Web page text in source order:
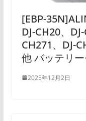
[EBP-
DJ-CH20、
CH271、DJ-
他 バッテリ
2025年12月2日